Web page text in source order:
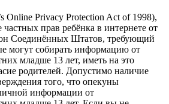
Online Privacy Protection Act of 1998),
прав ребёнка в интернете от
Соединённых Штатов, требующий
могут собирать информацию от
младше 13 лет, иметь на это
родителей. Допустимо наличие
того, что опекуны
информации от